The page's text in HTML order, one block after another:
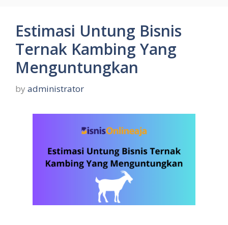
Estimasi Untung Bisnis
Ternak Kambing Yang
Menguntungkan
by administrator